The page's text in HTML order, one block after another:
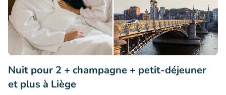
Nuit pour 2 + champagne + petit-déjeuner
et plus à Liège